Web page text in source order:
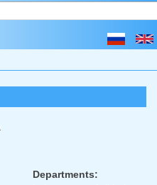
form
Departments: